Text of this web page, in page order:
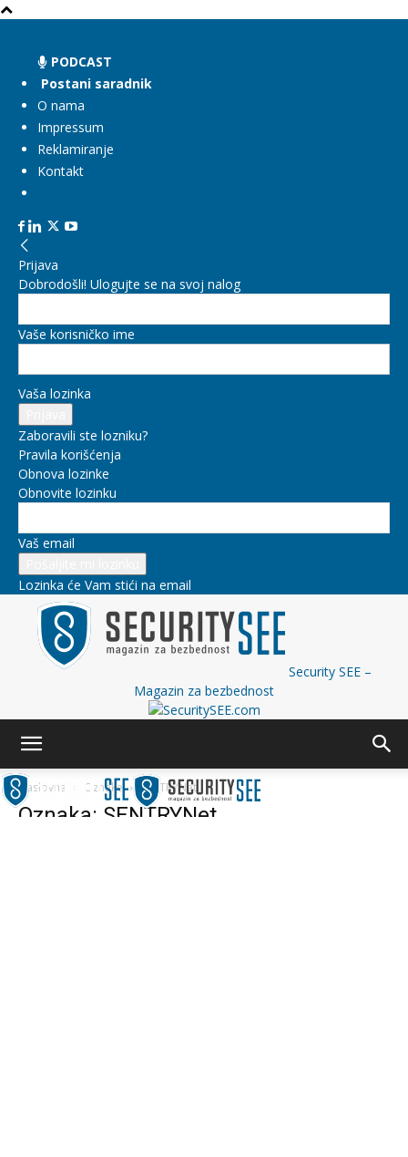
PODCAST
Postani saradnik
O nama
Impressum
Reklamiranje
Kontakt
Prijava
Dobrodošli! Ulogujte se na svoj nalog
Vaše korisničko ime
Vaša lozinka
Zaboravili ste lozniku?
Pravila korišćenja
Obnova lozinke
Obnovite lozinku
Vaš email
Lozinka će Vam stići na email
Security SEE –
Magazin za bezbednost
Naslovna Oznake SENTRYNet
Oznaka: SENTRYNet